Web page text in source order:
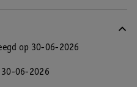
op 30-06-2026
30-06-2026